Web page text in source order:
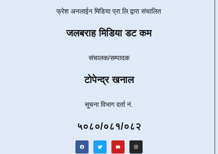
फ्रेश अनलाईन मिडिया प्रा.लि.द्वारा संचालित
जलबराह मिडिया डट कम
संचालक/सम्पादक
टोपेन्द्र खनाल
सूचना विभाग दर्ता नं.
५०८०/०८१/०८२